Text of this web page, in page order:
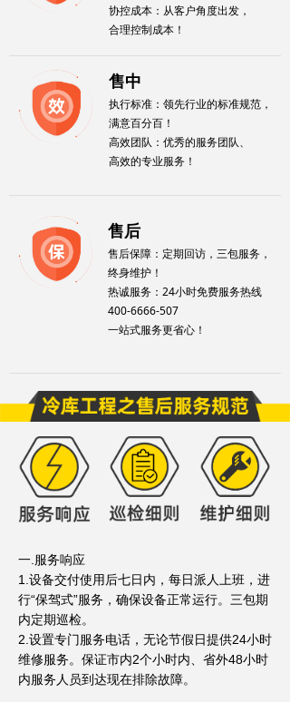
协控成本：从客户角度出发，
合理控制成本！
售中
执行标准：领先行业的标准规范，
满意百分百！
高效团队：优秀的服务团队、
高效的专业服务！
售后
售后保障：定期回访，三包服务，
终身维护！
热诚服务：24小时免费服务热线
400-6666-507
一站式服务更省心！
一.服务响应
1.设备交付使用后七日内，每日派人上班，进
行“保驾式”服务，确保设备正常运行。三包期
内定期巡检。
2.设置专门服务电话，无论节假日提供24小时
维修服务。保证市内2个小时内、省外48小时
内服务人员到达现在排除故障。